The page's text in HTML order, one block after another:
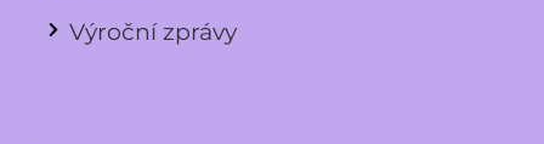
Výroční zprávy